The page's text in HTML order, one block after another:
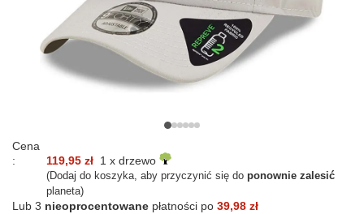
Cena
:
119,95 zł 1 x drzewo
(Dodaj do koszyka, aby przyczynić się do ponownie zalesić
planeta)
Lub 3 nieoprocentowane płatności po 39,98 zł